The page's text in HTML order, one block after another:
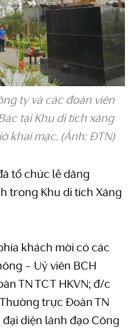
ty và các đoàn viên
tại Khu di tích xăng
khai mạc. (Ảnh: ĐTN)
tổ chức lễ dâng
trong Khu di tích Xăng
khách mời có các
– Uỷ viên BCH
TN TCT HKVN; đ/c
trực Đoàn TN
đại diện lãnh đạo Công